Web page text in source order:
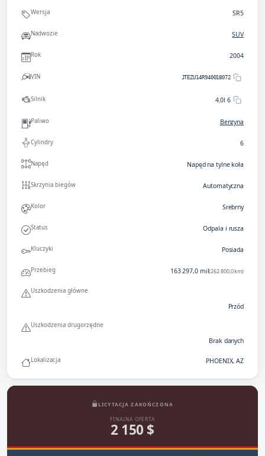
Wersja SR5
Nadwozie SUV
Rok 2004
VIN JTEZU14R940018072
Silnik 4.0l 6
Paliwo Benzyna
Cylindry 6
Napęd Napęd na tylne koła
Skrzynia biegów Automatyczna
Kolor Srebrny
Status Odpala i rusza
Kluczyki Posiada
Przebieg 163 297,0 mil(262 800,0 km)
Uszkodzenia główne
Przód
Uszkodzenia drugorzędne
Brak danych
Lokalizacja PHOENIX, AZ
LICYTACJA ZAKOŃCZONA
FINALNA OFERTA
2 150 $